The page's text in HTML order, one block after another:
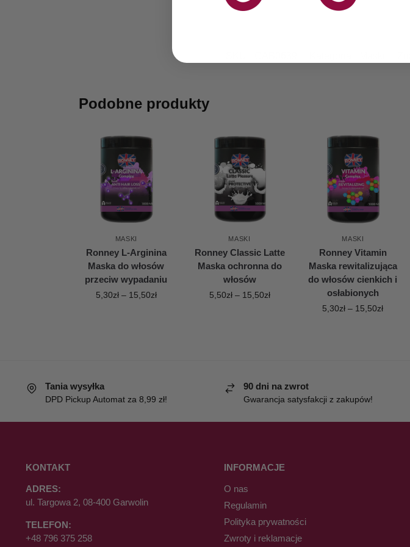
Podobne produkty
MASKI
Ronney L-Arginina
Maska do włosów
przeciw wypadaniu
5,30zł – 15,50zł
MASKI
Ronney Classic Latte
Maska ochronna do
włosów
5,50zł – 15,50zł
MASKI
Ronney Vitamin
Maska rewitalizująca
do włosów cienkich i
osłabionych
5,30zł – 15,50zł
Tania wysyłka
DPD Pickup Automat za 8,99 zł!
90 dni na zwrot
Gwarancja satysfakcji z zakupów!
KONTAKT
ADRES:
ul. Targowa 2, 08-400 Garwolin
TELEFON:
+48 796 375 258
INFORMACJE
O nas
Regulamin
Polityka prywatności
Zwroty i reklamacje